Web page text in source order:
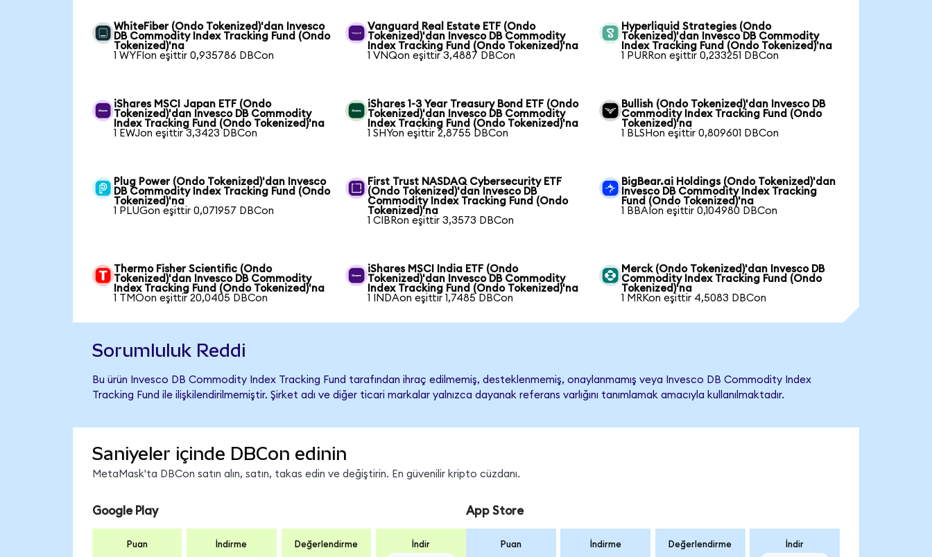
WhiteFiber (Ondo Tokenized)'dan Invesco
DB Commodity Index Tracking Fund (Ondo
Tokenized)'na
1 WYFIon eşittir 0,935786 DBCon
Vanguard Real Estate ETF (Ondo
Tokenized)'dan Invesco DB Commodity
Index Tracking Fund (Ondo Tokenized)'na
1 VNQon eşittir 3,4887 DBCon
Hyperliquid Strategies (Ondo
Tokenized)'dan Invesco DB Commodity
Index Tracking Fund (Ondo Tokenized)'na
1 PURRon eşittir 0,233251 DBCon
iShares MSCI Japan ETF (Ondo
Tokenized)'dan Invesco DB Commodity
Index Tracking Fund (Ondo Tokenized)'na
1 EWJon eşittir 3,3423 DBCon
iShares 1-3 Year Treasury Bond ETF (Ondo
Tokenized)'dan Invesco DB Commodity
Index Tracking Fund (Ondo Tokenized)'na
1 SHYon eşittir 2,8755 DBCon
Bullish (Ondo Tokenized)'dan Invesco DB
Commodity Index Tracking Fund (Ondo
Tokenized)'na
1 BLSHon eşittir 0,809601 DBCon
Plug Power (Ondo Tokenized)'dan Invesco
DB Commodity Index Tracking Fund (Ondo
Tokenized)'na
1 PLUGon eşittir 0,071957 DBCon
First Trust NASDAQ Cybersecurity ETF
(Ondo Tokenized)'dan Invesco DB
Commodity Index Tracking Fund (Ondo
Tokenized)'na
1 CIBRon eşittir 3,3573 DBCon
BigBear.ai Holdings (Ondo Tokenized)'dan
Invesco DB Commodity Index Tracking
Fund (Ondo Tokenized)'na
1 BBAIon eşittir 0,104980 DBCon
Thermo Fisher Scientific (Ondo
Tokenized)'dan Invesco DB Commodity
Index Tracking Fund (Ondo Tokenized)'na
1 TMOon eşittir 20,0405 DBCon
iShares MSCI India ETF (Ondo
Tokenized)'dan Invesco DB Commodity
Index Tracking Fund (Ondo Tokenized)'na
1 INDAon eşittir 1,7485 DBCon
Merck (Ondo Tokenized)'dan Invesco DB
Commodity Index Tracking Fund (Ondo
Tokenized)'na
1 MRKon eşittir 4,5083 DBCon
Sorumluluk Reddi
Bu ürün Invesco DB Commodity Index Tracking Fund tarafından ihraç edilmemiş, desteklenmemiş, onaylanmamış veya Invesco DB Commodity Index
Tracking Fund ile ilişkilendirilmemiştir. Şirket adı ve diğer ticari markalar yalnızca dayanak referans varlığını tanımlamak amacıyla kullanılmaktadır.
Saniyeler içinde DBCon edinin
MetaMask'ta DBCon satın alın, satın, takas edin ve değiştirin. En güvenilir kripto cüzdanı.
Google Play
Puan İndirme Değerlendirme İndir
App Store
Puan İndirme Değerlendirme İndir